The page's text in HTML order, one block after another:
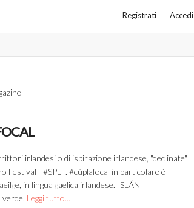
Registrati Accedi
irlandesi o di ispirazione irlandese, "declinate"
Festival - #SPLF. #cúplafocal in particolare è
in lingua gaelica irlandese. "SLÁN
verde. Leggi tutto...